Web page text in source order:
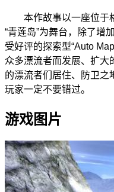
本作故事以一座位于
“青莲岛”为舞台，除了增
受好评的探索型“Auto
众多漂流者而发展、扩大
的漂流者们居住、防卫之
玩家一定不要错过。
游戏图片